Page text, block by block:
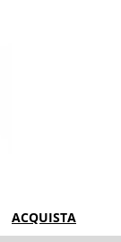
ACQUISTA